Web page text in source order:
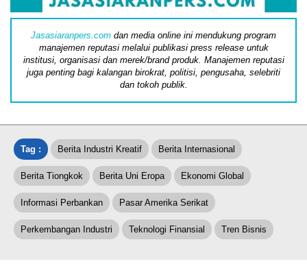
Jasasiaranpers.com dan media online ini mendukung program
manajemen reputasi melalui publikasi press release untuk
institusi, organisasi dan merek/brand produk. Manajemen reputasi
juga penting bagi kalangan birokrat, politisi, pengusaha, selebriti
dan tokoh publik.
Tag : Berita Industri Kreatif Berita Internasional
Berita Tiongkok Berita Uni Eropa Ekonomi Global
Informasi Perbankan Pasar Amerika Serikat
Perkembangan Industri Teknologi Finansial Tren Bisnis